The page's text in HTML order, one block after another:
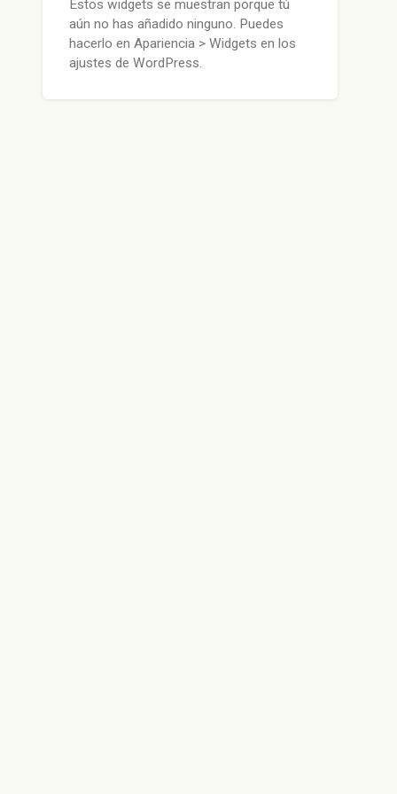
Estos widgets se muestran porque tú
aún no has añadido ninguno. Puedes
hacerlo en Apariencia > Widgets en los
ajustes de WordPress.